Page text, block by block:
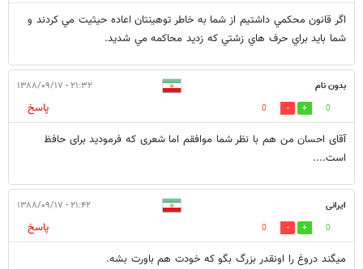
اگر قانون محكمي داشتيم از شما به خاطر توهينتان اعاده حيثيت مي كردند و
شما بايد براي حرف هاي زشتي كه زديد محاكمه مي شديد.
بدون نام ۲۱:۳۲ - ۱۳۸۸/۰۹/۱۷
0
0
پاسخ
آقای احسان من هم با نظر شما موافقم اما شعری که فرمودید برای حافظ
است....
ایرانی ۲۱:۴۲ - ۱۳۸۸/۰۹/۱۷
0
0
پاسخ
میگند دروغ را اونقدر بزرگ بگو که خودت هم باورت بشه.